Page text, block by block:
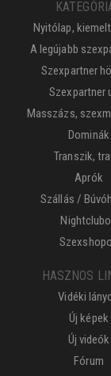
Nyitólap,
A legújabb
Szexpartner
Szexpartner
Masszázs,
Dominák
Transzik,
Aprók
Szállás /
HASZNOS
Vidéki
Új képek
Új videók
Fórum